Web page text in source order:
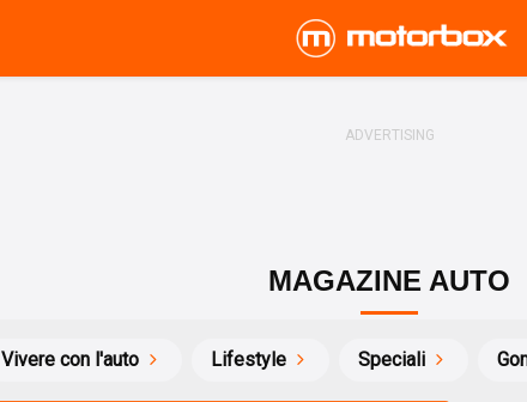
MAGAZINE AUTO
Vivere con l'auto Lifestyle Speciali